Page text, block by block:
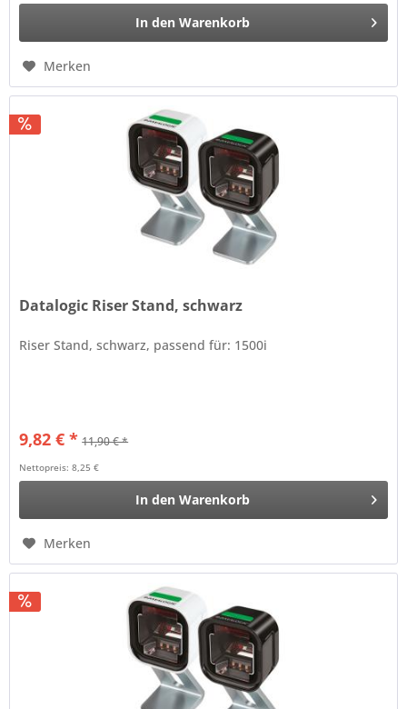
In den Warenkorb
Merken
Datalogic Riser Stand, schwarz
Riser Stand, schwarz, passend für: 1500i
9,82 € * 11,90 € *
Nettopreis: 8,25 €
In den Warenkorb
Merken